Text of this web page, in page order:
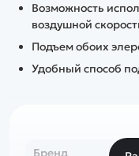
Возможность
воздушной
Подъем обоих
Удобный способ
Бренд